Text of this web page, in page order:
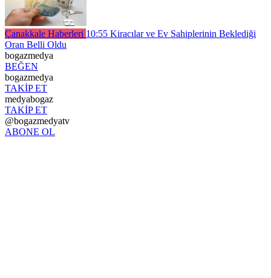
Çanakkale Haberleri 10:55 Kiracılar ve Ev Sahiplerinin Beklediği
Oran Belli Oldu
bogazmedya
BEĞEN
bogazmedya
TAKİP ET
medyabogaz
TAKİP ET
@bogazmedyatv
ABONE OL